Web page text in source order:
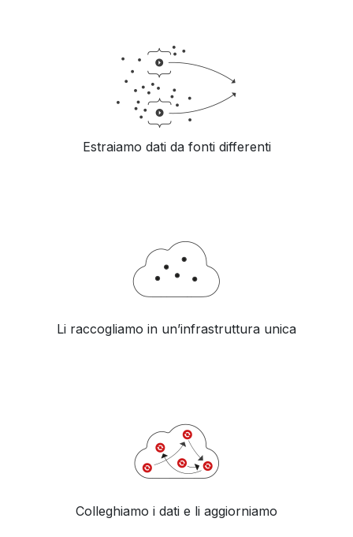
Estraiamo dati da fonti differenti
Li raccogliamo in un’infrastruttura unica
Colleghiamo i dati e li aggiorniamo